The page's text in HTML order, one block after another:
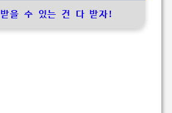
받을 수 있는 건 다 받자!